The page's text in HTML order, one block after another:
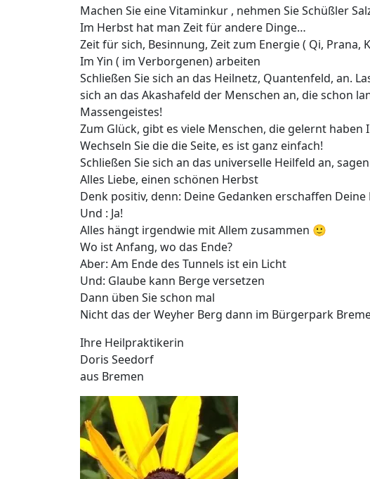
Machen Sie eine Vitaminkur , nehmen Sie Schüßler
Im Herbst hat man Zeit für andere Dinge…
Zeit für sich, Besinnung, Zeit zum Energie ( Qi, Prana,
Im Yin ( im Verborgenen) arbeiten
Schließen Sie sich an das Heilnetz, Quantenfeld, an.
sich an das Akashafeld der Menschen an, die schon
Massengeistes!
Zum Glück, gibt es viele Menschen, die gelernt
Wechseln Sie die die Seite, es ist ganz einfach!
Schließen Sie sich an das universelle Heilfeld an,
Alles Liebe, einen schönen Herbst
Denk positiv, denn: Deine Gedanken erschaffen Deine
Und : Ja!
Alles hängt irgendwie mit Allem zusammen 🙂
Wo ist Anfang, wo das Ende?
Aber: Am Ende des Tunnels ist ein Licht
Und: Glaube kann Berge versetzen
Dann üben Sie schon mal
Nicht das der Weyher Berg dann im Bürgerpark
Ihre Heilpraktikerin
Doris Seedorf
aus Bremen